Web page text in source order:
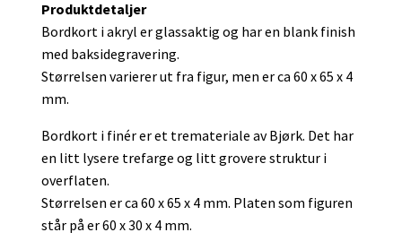
Produktdetaljer
Bordkort i akryl er glassaktig og har en blank finish
med baksidegravering.
Størrelsen varierer ut fra figur, men er ca 60 x 65 x 4
mm.
Bordkort i finér er et tremateriale av Bjørk. Det har
en litt lysere trefarge og litt grovere struktur i
overflaten.
Størrelsen er ca 60 x 65 x 4 mm. Platen som figuren
står på er 60 x 30 x 4 mm.